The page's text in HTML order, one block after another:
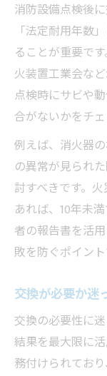
消防設備点検後
「法定耐用年数
ることが重要で
火装置工業会な
点検時にサビや
合がないかをチェ
例えば、消火器
の異常が見られ
討すべきです。
あれば、10年未
者の報告書を活
敗を防ぐポイント
交換が必要か迷
交換の必要性に
結果を最大限に
務付けられてお